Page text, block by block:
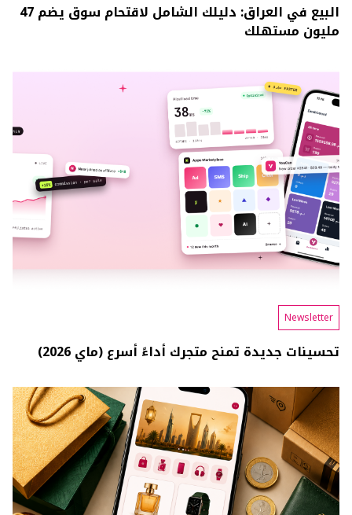
البيع في العراق: دليلك الشامل لاقتحام سوق يضم 47
مليون مستهلك
تحسينات جديدة تمنح متجرك أداءً أسرع (ماي 2026)
Newsletter